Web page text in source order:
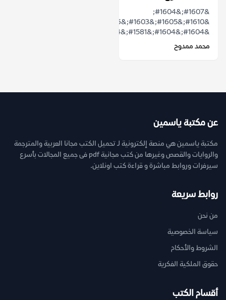
&#1607;&#1604;
&#1604;&#1604;&#1581;&#1604;&#1605;...
محمد ممدوح
عن مكتبة ياسمين
مكتبة ياسمين هي منصة إلكترونية لـ تحميل الكتب مجانا العربية والمترجمة
والروايات والقصص وغيرها من كتب مجانية pdf فى جميع المجالات بأسرع
سيرفرات وروابط مباشرة و قراءة كتب اونلاين.
روابط سريعة
من نحن
سياسة الخصوصية
الشروط والأحكام
حقوق الملكية الفكرية
أقسام الكتب